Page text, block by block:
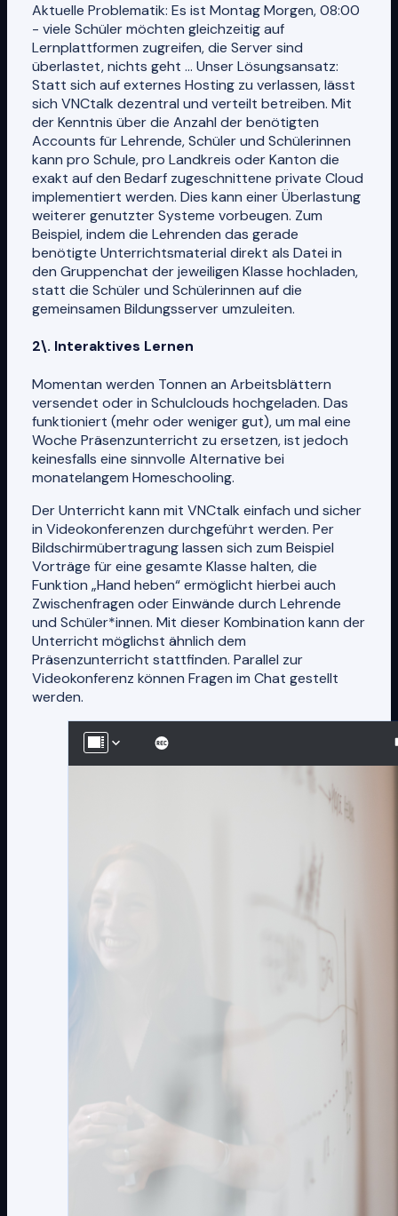
Aktuelle Problematik: Es ist Montag Morgen, 08:00
- viele Schüler möchten gleichzeitig auf
Lernplattformen zugreifen, die Server sind
überlastet, nichts geht ... Unser Lösungsansatz:
Statt sich auf externes Hosting zu verlassen, lässt
sich VNCtalk dezentral und verteilt betreiben. Mit
der Kenntnis über die Anzahl der benötigten
Accounts für Lehrende, Schüler und Schülerinnen
kann pro Schule, pro Landkreis oder Kanton die
exakt auf den Bedarf zugeschnittene private Cloud
implementiert werden. Dies kann einer Überlastung
weiterer genutzter Systeme vorbeugen. Zum
Beispiel, indem die Lehrenden das gerade
benötigte Unterrichtsmaterial direkt als Datei in
den Gruppenchat der jeweiligen Klasse hochladen,
statt die Schüler und Schülerinnen auf die
gemeinsamen Bildungsserver umzuleiten.
2\. Interaktives Lernen
Momentan werden Tonnen an Arbeitsblättern
versendet oder in Schulclouds hochgeladen. Das
funktioniert (mehr oder weniger gut), um mal eine
Woche Präsenzunterricht zu ersetzen, ist jedoch
keinesfalls eine sinnvolle Alternative bei
monatelangem Homeschooling.
Der Unterricht kann mit VNCtalk einfach und sicher
in Videokonferenzen durchgeführt werden. Per
Bildschirmübertragung lassen sich zum Beispiel
Vorträge für eine gesamte Klasse halten, die
Funktion „Hand heben“ ermöglicht hierbei auch
Zwischenfragen oder Einwände durch Lehrende
und Schüler*innen. Mit dieser Kombination kann der
Unterricht möglichst ähnlich dem
Präsenzunterricht stattfinden. Parallel zur
Videokonferenz können Fragen im Chat gestellt
werden.